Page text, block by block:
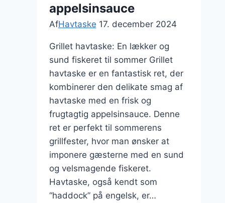
appelsinsauce
AfHavtaske 17. december 2024
Grillet havtaske: En lækker og
sund fiskeret til sommer Grillet
havtaske er en fantastisk ret, der
kombinerer den delikate smag af
havtaske med en frisk og
frugtagtig appelsinsauce. Denne
ret er perfekt til sommerens
grillfester, hvor man ønsker at
imponere gæsterne med en sund
og velsmagende fiskeret.
Havtaske, også kendt som
“haddock” på engelsk, er…